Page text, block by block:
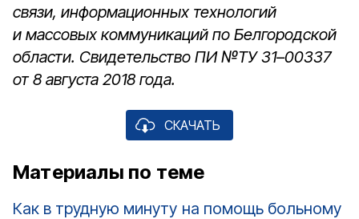
связи, информационных технологий
и массовых коммуникаций по Белгородской
области. Свидетельство ПИ №ТУ 31–00337
от 8 августа 2018 года.
СКАЧАТЬ
Материалы по теме
Как в трудную минуту на помощь больному